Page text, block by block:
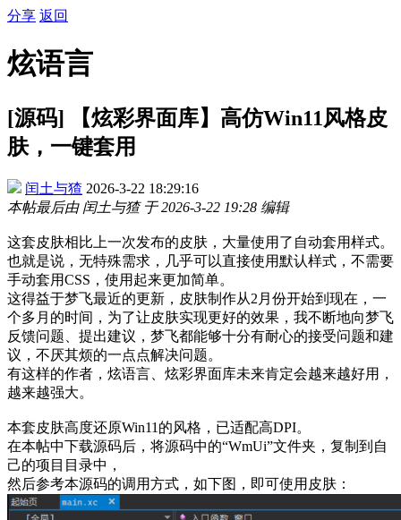
分享 返回
炫语言
[源码] 【炫彩界面库】高仿Win11风格皮
肤，一键套用
闰土与猹 2026-3-22 18:29:16
本帖最后由 闰土与猹 于 2026-3-22 19:28 编辑
这套皮肤相比上一次发布的皮肤，大量使用了自动套用样式。
也就是说，无特殊需求，几乎可以直接使用默认样式，不需要
手动套用CSS，使用起来更加简单。
这得益于梦飞最近的更新，皮肤制作从2月份开始到现在，一
个多月的时间，为了让皮肤实现更好的效果，我不断地向梦飞
反馈问题、提出建议，梦飞都能够十分有耐心的接受问题和建
议，不厌其烦的一点点解决问题。
有这样的作者，炫语言、炫彩界面库未来肯定会越来越好用，
越来越强大。
本套皮肤高度还原Win11的风格，已适配高DPI。
在本帖中下载源码后，将源码中的“WmUi”文件夹，复制到自
己的项目目录中，
然后参考本源码的调用方式，如下图，即可使用皮肤：